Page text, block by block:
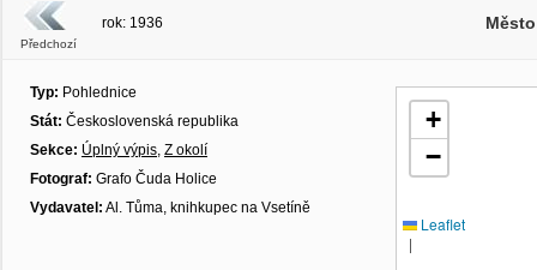
Předchozí
rok: 1936
Typ: Pohlednice
Stát: Československá republika
Sekce: Úplný výpis, Z okolí
Fotograf: Grafo Čuda Holice
Vydavatel: Al. Tůma, knihkupec na Vsetíně
+
−
Leaflet
|